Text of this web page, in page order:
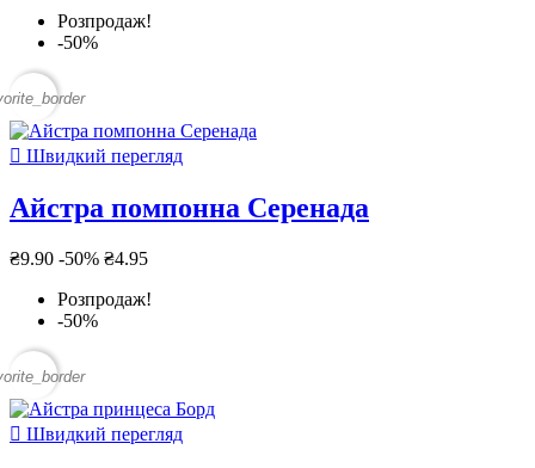
Розпродаж!
-50%
 Швидкий перегляд
Айстра помпонна Серенада
₴9.90 -50% ₴4.95
Розпродаж!
-50%
 Швидкий перегляд